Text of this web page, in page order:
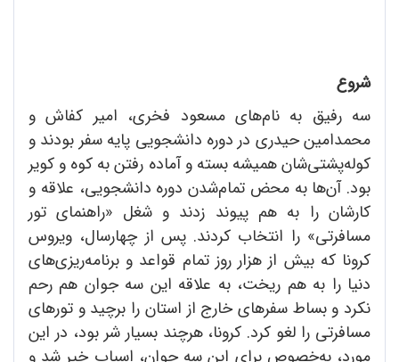
شروع
سه رفیق به نام‌های مسعود فخری، امیر کفاش و
محمدامین حیدری در دوره دانشجویی پایه سفر بودند و
کوله‌پشتی‌شان همیشه بسته و آماده رفتن به کوه و کویر
بود. آن‌ها به محض تمام‌شدن دوره دانشجویی، علاقه و
کارشان را به هم پیوند زدند و شغل «راهنمای تور
مسافرتی» را انتخاب کردند. پس از چهارسال، ویروس
کرونا که بیش از هزار روز تمام قواعد و برنامه‌ریزی‌های
دنیا را به هم ریخت، به علاقه این سه جوان هم رحم
نکرد و بساط سفرهای خارج از استان را برچید و تورهای
مسافرتی را لغو کرد. کرونا، هرچند بسیار شر بود، در این
مورد، به‌خصوص برای این سه جوان، اسباب خیر شد و